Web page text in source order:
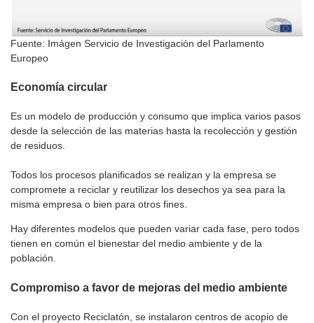
Fuente: Imágen Servicio de Investigación del Parlamento
Europeo
Economía circular
Es un modelo de producción y consumo que implica varios pasos
desde la selección de las materias hasta la recolección y gestión
de residuos.
Todos los procesos planificados se realizan y la empresa se
compromete a reciclar y reutilizar los desechos ya sea para la
misma empresa o bien para otros fines.
Hay diferentes modelos que pueden variar cada fase, pero todos
tienen en común el bienestar del medio ambiente y de la
población.
Compromiso a favor de mejoras del medio ambiente
Con el proyecto Reciclatón, se instalaron centros de acopio de